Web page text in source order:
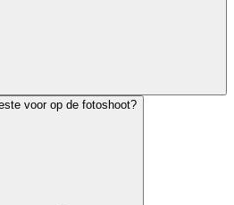
voor op de fotoshoot?